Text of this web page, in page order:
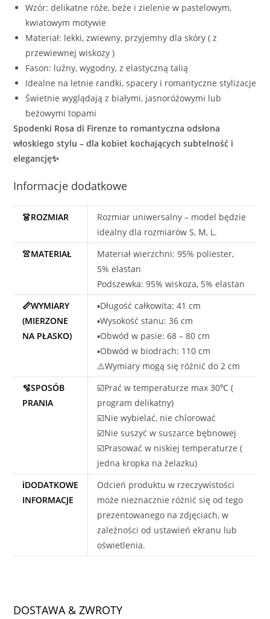
Wzór: delikatne róże, beże i zielenie w pastelowym,
kwiatowym motywie
Materiał: lekki, zwiewny, przyjemny dla skóry ( z
przewiewnej wiskozy )
Fason: luźny, wygodny, z elastyczną talią
Idealne na letnie randki, spacery i romantyczne stylizacje
Świetnie wyglądają z białymi, jasnoróżowymi lub
beżowymi topami
Spodenki Rosa di Firenze to romantyczna odsłona
włoskiego stylu – dla kobiet kochających subtelność i
elegancję✨
Informacje dodatkowe
👗ROZMIAR
Rozmiar uniwersalny – model będzie
idealny dla rozmiarów S, M, L.
👚MATERIAŁ
Materiał wierzchni: 95% poliester,
5% elastan
Podszewka: 95% wiskoza, 5% elastan
📏WYMIARY
(MIERZONE
NA PŁASKO)
▪️Długość całkowita: 41 cm
▪️Wysokość stanu: 36 cm
▪️Obwód w pasie: 68 – 80 cm
▪️Obwód w biodrach: 110 cm
⚠️Wymiary mogą się różnić do 2 cm
🫧SPOSÓB
PRANIA
☑️Prać w temperaturze max 30℃ (
program delikatny)
☑️Nie wybielać, nie chlorować
☑️Nie suszyć w suszarce bębnowej
☑️Prasować w niskiej temperaturze (
jedna kropka na żelazku)
ℹ️DODATKOWE
INFORMACJE
Odcień produktu w rzeczywistości
może nieznacznie różnić się od tego
prezentowanego na zdjęciach, w
zależności od ustawień ekranu lub
oświetlenia.
DOSTAWA & ZWROTY